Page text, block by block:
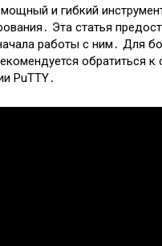
и гибкий
Эта статья
работы с ним․ Для
обратиться к
PuTTY․